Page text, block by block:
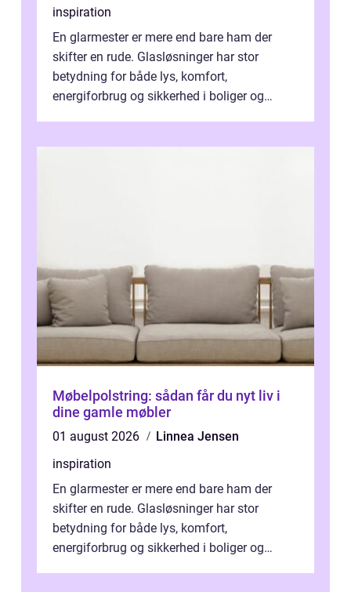
inspiration
En glarmester er mere end bare ham der
skifter en rude. Glasløsninger har stor
betydning for både lys, komfort,
energiforbrug og sikkerhed i boliger og
Møbelpolstring: sådan får du nyt liv i
dine gamle møbler
01 august 2026
Linnea Jensen
inspiration
En glarmester er mere end bare ham der
skifter en rude. Glasløsninger har stor
betydning for både lys, komfort,
energiforbrug og sikkerhed i boliger og